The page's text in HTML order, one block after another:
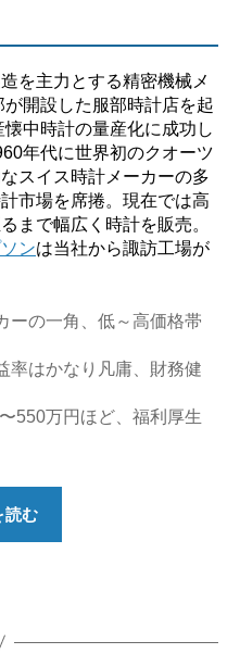
を主力とする精密機械メ
開設した服部時計店を起
中時計の量産化に成功し
年代に世界初のクオーツ
スイス時計メーカーの多
市場を席捲。現在では高
まで幅広く時計を販売。
ンは当社から諏訪工場が
ーの一角、低～高価格帯
率はかなり凡庸、財務健
550万円ほど、福利厚生
読む
コ